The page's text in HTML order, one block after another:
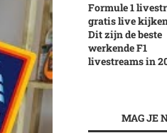
Formule 1
gratis live
Dit zijn de beste
werkende F1
livestreams in
MAG JE